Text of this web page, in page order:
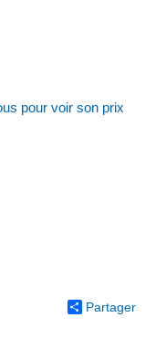
pour voir son prix
Partager